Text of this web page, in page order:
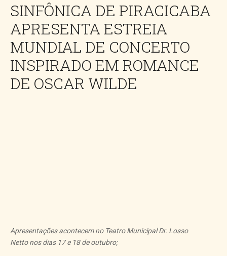
SINFÔNICA DE PIRACICABA
APRESENTA ESTREIA
MUNDIAL DE CONCERTO
INSPIRADO EM ROMANCE
DE OSCAR WILDE
Apresentações acontecem no Teatro Municipal Dr. Losso
Netto nos dias 17 e 18 de outubro;